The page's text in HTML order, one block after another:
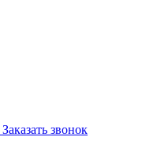
Заказать звонок